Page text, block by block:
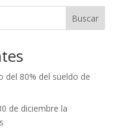
Buscar
del 80% del sueldo de
de diciembre la